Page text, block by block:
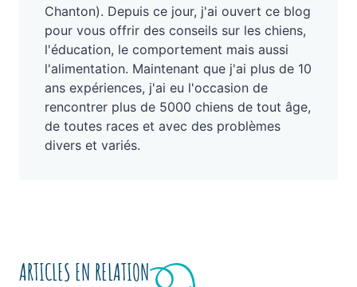
Chanton). Depuis ce jour, j'ai ouvert ce blog
pour vous offrir des conseils sur les chiens,
l'éducation, le comportement mais aussi
l'alimentation. Maintenant que j'ai plus de 10
ans expériences, j'ai eu l'occasion de
rencontrer plus de 5000 chiens de tout âge,
de toutes races et avec des problèmes
divers et variés.
ARTICLES EN RELATION